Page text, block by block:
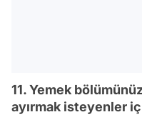
11. Yemek
ayırmak isteyenler